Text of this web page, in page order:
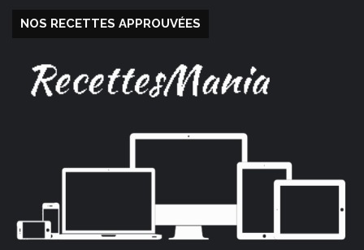
NOS RECETTES APPROUVÉES